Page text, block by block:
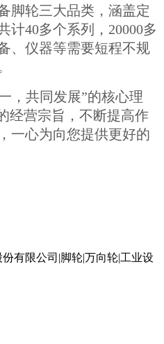
脚轮三大品类，涵盖定
计40多个系列，20000多
、仪器等需要短程不规
，共同发展”的核心理
经营宗旨，不断提高作
一心为向您提供更好的
有限公司|脚轮|万向轮|工业设